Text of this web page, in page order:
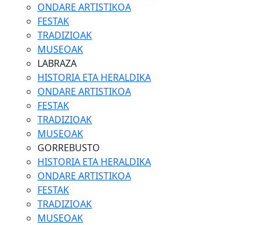
ONDARE ARTISTIKOA
FESTAK
TRADIZIOAK
MUSEOAK
LABRAZA
HISTORIA ETA HERALDIKA
ONDARE ARTISTIKOA
FESTAK
TRADIZIOAK
MUSEOAK
GORREBUSTO
HISTORIA ETA HERALDIKA
ONDARE ARTISTIKOA
FESTAK
TRADIZIOAK
MUSEOAK